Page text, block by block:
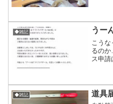
ート！
定で、
◆雑記 うー
こう
るの
ス申請
部の時
るわけ
◆雑記 道具